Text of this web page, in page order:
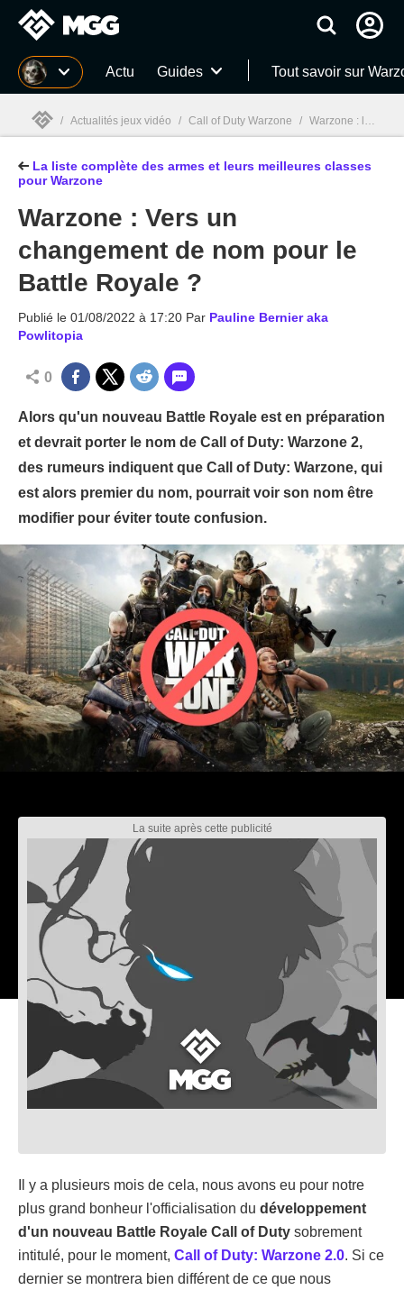
MGG Actu Guides Tout savoir sur
MGG
/ Actualités jeux vidéo / Call of Duty Warzone / Warzone : liste des armes, les meilleures classes d'armes
La liste complète des armes et leurs meilleures classes
pour Warzone
Warzone : Vers un
changement de nom pour le
Battle Royale ?
Publié le 01/08/2022 à 17:20 Par Pauline Bernier aka
Powlitopia
0
Alors qu'un nouveau Battle Royale est en préparation
et devrait porter le nom de Call of Duty: Warzone 2,
des rumeurs indiquent que Call of Duty: Warzone, qui
est alors premier du nom, pourrait voir son nom être
modifier pour éviter toute confusion.
Il y a plusieurs mois de cela, nous avons eu pour notre
plus grand bonheur l'officialisation du développement
d'un nouveau Battle Royale Call of Duty sobrement
intitulé, pour le moment, Call of Duty: Warzone 2.0. Si ce
dernier se montrera bien différent de ce que nous